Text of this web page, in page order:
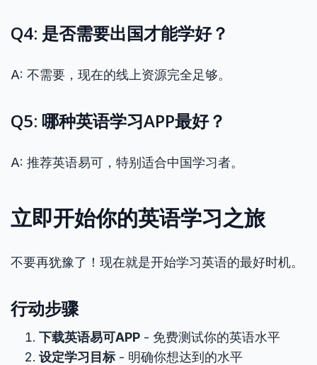
Q4: 是否需要出国才能学好？
A: 不需要，现在的线上资源完全足够。
Q5: 哪种英语学习APP最好？
A: 推荐英语易可，特别适合中国学习者。
立即开始你的英语学习之旅
不要再犹豫了！现在就是开始学习英语的最好时机。
行动步骤
下载英语易可APP - 免费测试你的英语水平
设定学习目标- 明确你想达到的水平